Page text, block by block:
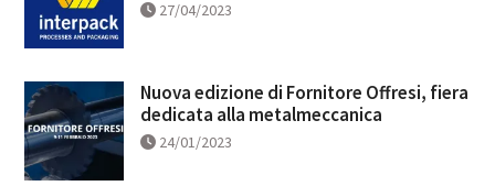
27/04/2023
Nuova edizione di Fornitore Offresi, fiera
dedicata alla metalmeccanica
24/01/2023